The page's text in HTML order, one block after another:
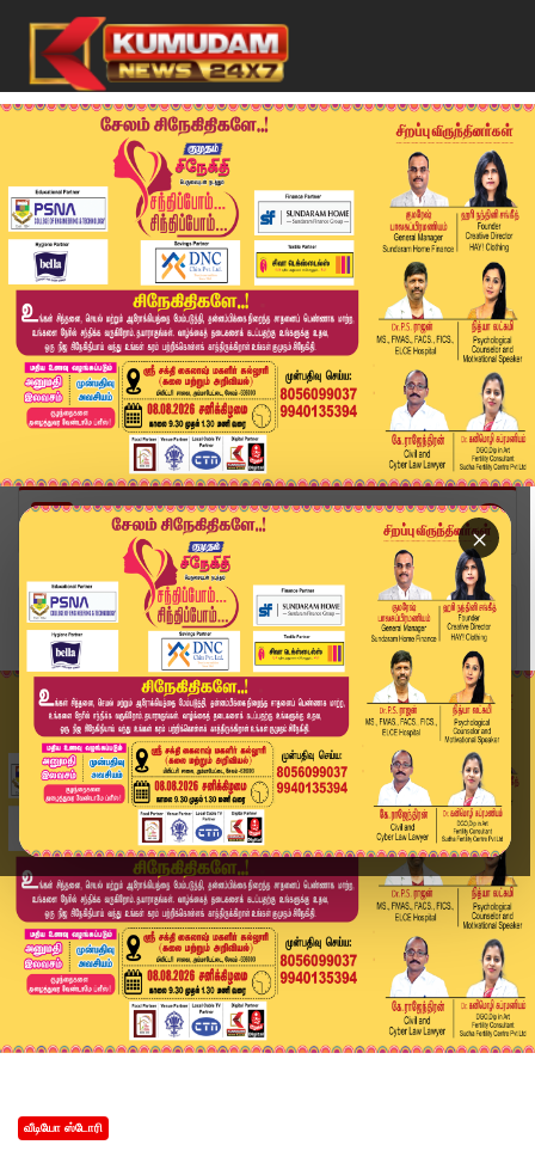
×
Home
வீடியோ ஸ்டோரி
Today Headlines - 05 JULY 2026 | 2 மணி தலைப்புச...
வீடியோ ஸ்டோரி